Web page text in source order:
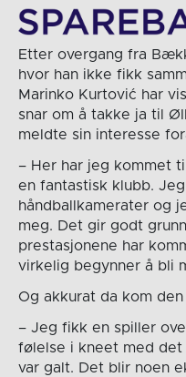
Etter overgang fra
hvor han ikke fikk
Marinko Kurtović har
snar om å takke ja til
meldte sin interesse
– Her har jeg kommet
en fantastisk klubb.
håndballkamerater og
meg. Det gir godt
prestasjonene har
virkelig begynner å bli
Og akkurat da kom
– Jeg fikk en spiller
følelse i kneet med det
var galt. Det blir noen